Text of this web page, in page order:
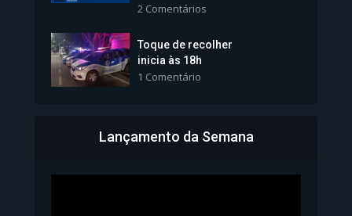
1.101 Modos de exibição
Bahia inicia emissão da
2 Comentários
Toque de recolher
inicia às 18h
1 Comentário
Lançamento da Semana